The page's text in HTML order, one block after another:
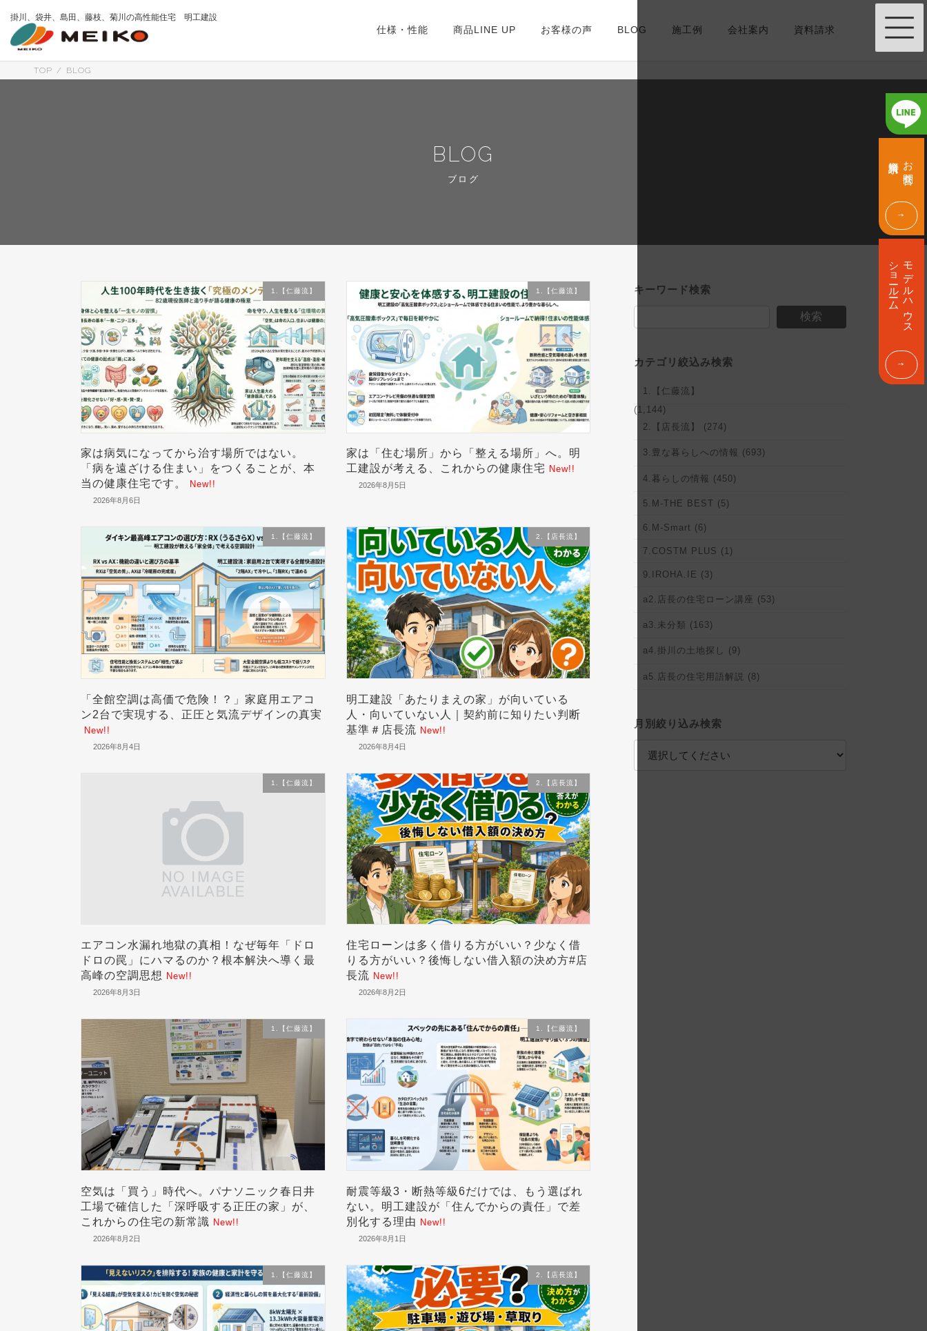
掛川、袋井、島田、藤枝、菊川の高性能住宅 明工建設
仕様・性能 商品LINE UP お客様の声 BLOG 施工例 会社案内 資料請求
TOP BLOG
BLOG
ブログ
1.【仁藤流】
家は病気になってから治す場所ではない。
「病を遠ざける住まい」をつくることが、本
当の健康住宅です。
New!!
2026年8月6日
1.【仁藤流】
家は「住む場所」から「整える場所」へ。明
工建設が考える、これからの健康住宅 New!!
2026年8月5日
1.【仁藤流】
「全館空調は高価で危険！？」家庭用エアコ
ン2台で実現する、正圧と気流デザインの真実
New!!
2026年8月4日
2.【店長流】
明工建設「あたりまえの家」が向いている
人・向いていない人｜契約前に知りたい判断
基準＃店長流 New!!
2026年8月4日
1.【仁藤流】
エアコン水漏れ地獄の真相！なぜ毎年「ドロ
ドロの罠」にハマるのか？根本解決へ導く最
高峰の空調思想 New!!
2026年8月3日
2.【店長流】
住宅ローンは多く借りる方がいい？少なく借
りる方がいい？後悔しない借入額の決め方#店
長流 New!!
2026年8月2日
1.【仁藤流】
空気は「買う」時代へ。パナソニック春日井
工場で確信した「深呼吸する正圧の家」が、
これからの住宅の新常識 New!!
2026年8月2日
1.【仁藤流】
耐震等級3・断熱等級6だけでは、もう選ばれ
ない。明工建設が「住んでからの責任」で差
別化する理由 New!!
2026年8月1日
1.【仁藤流】 2.【店長流】
キーワード検索
検索
カテゴリ絞込み検索
1.【仁藤流】
(1,144)
2.【店長流】 (274)
3.豊な暮らしへの情報 (693)
4.暮らしの情報 (450)
5.M-THE BEST (5)
6.M-Smart (6)
7.COSTM PLUS (1)
9.IROHA.IE (3)
a2.店長の住宅ローン講座 (53)
a3.未分類 (163)
a4.掛川の土地探し (9)
a5.店長の住宅用語解説 (8)
月別絞り込み検索
お問合せ
モデルハウス
ショールーム
グ